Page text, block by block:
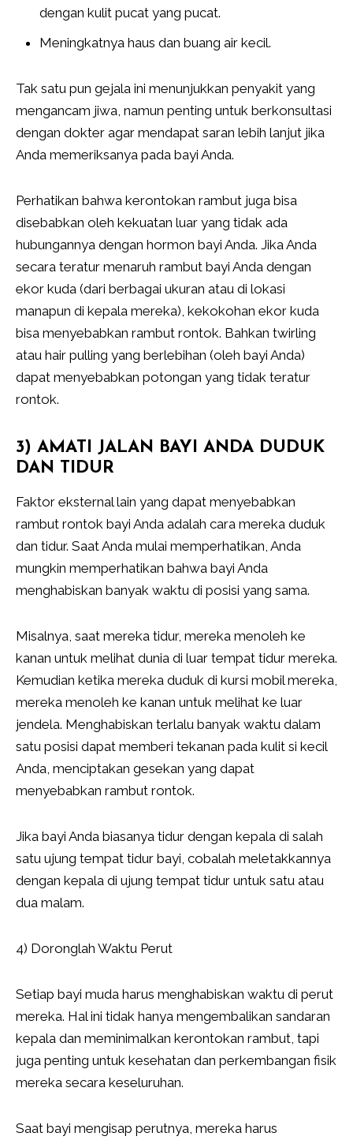
dengan kulit pucat yang pucat.
Meningkatnya haus dan buang air kecil.
Tak satu pun gejala ini menunjukkan penyakit yang
mengancam jiwa, namun penting untuk berkonsultasi
dengan dokter agar mendapat saran lebih lanjut jika
Anda memeriksanya pada bayi Anda.
Perhatikan bahwa kerontokan rambut juga bisa
disebabkan oleh kekuatan luar yang tidak ada
hubungannya dengan hormon bayi Anda. Jika Anda
secara teratur menaruh rambut bayi Anda dengan
ekor kuda (dari berbagai ukuran atau di lokasi
manapun di kepala mereka), kekokohan ekor kuda
bisa menyebabkan rambut rontok. Bahkan twirling
atau hair pulling yang berlebihan (oleh bayi Anda)
dapat menyebabkan potongan yang tidak teratur
rontok.
3) AMATI JALAN BAYI ANDA DUDUK
DAN TIDUR
Faktor eksternal lain yang dapat menyebabkan
rambut rontok bayi Anda adalah cara mereka duduk
dan tidur. Saat Anda mulai memperhatikan, Anda
mungkin memperhatikan bahwa bayi Anda
menghabiskan banyak waktu di posisi yang sama.
Misalnya, saat mereka tidur, mereka menoleh ke
kanan untuk melihat dunia di luar tempat tidur mereka.
Kemudian ketika mereka duduk di kursi mobil mereka,
mereka menoleh ke kanan untuk melihat ke luar
jendela. Menghabiskan terlalu banyak waktu dalam
satu posisi dapat memberi tekanan pada kulit si kecil
Anda, menciptakan gesekan yang dapat
menyebabkan rambut rontok.
Jika bayi Anda biasanya tidur dengan kepala di salah
satu ujung tempat tidur bayi, cobalah meletakkannya
dengan kepala di ujung tempat tidur untuk satu atau
dua malam.
4) Doronglah Waktu Perut
Setiap bayi muda harus menghabiskan waktu di perut
mereka. Hal ini tidak hanya mengembalikan sandaran
kepala dan meminimalkan kerontokan rambut, tapi
juga penting untuk kesehatan dan perkembangan fisik
mereka secara keseluruhan.
Saat bayi mengisap perutnya, mereka harus